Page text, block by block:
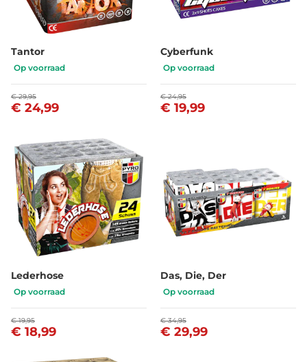
Tantor
Op voorraad
€ 24,99
€ 29,95
Cyberfunk
Op voorraad
€ 19,99
€ 24,95
Lederhose
Op voorraad
€ 18,99
€ 19,95
Das, Die, Der
Op voorraad
€ 29,99
€ 34,95